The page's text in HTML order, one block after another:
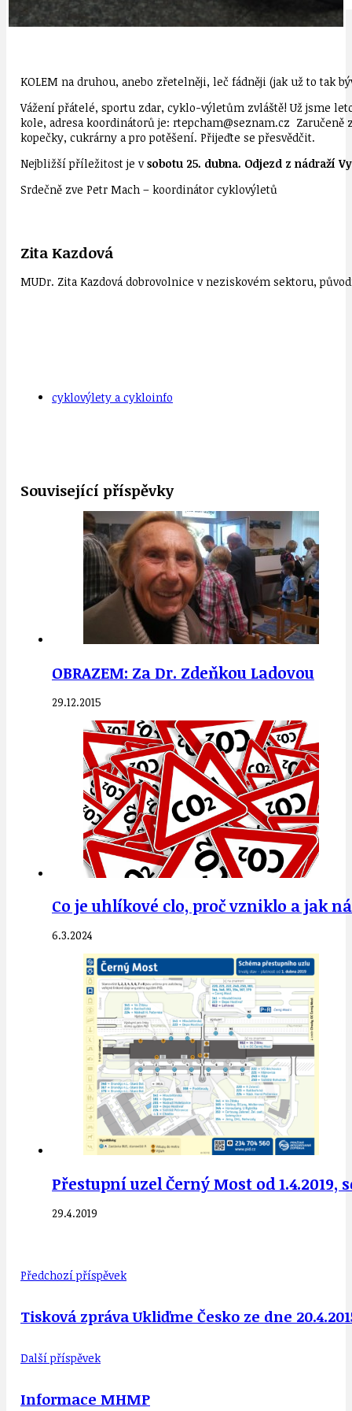
KOLEM na druhou, anebo zřetelněji, leč fádněji (jak už to tak
Vážení přátelé, sportu zdar, cyklo-výletům zvláště! Už jsme
kole, adresa koordinátorů je: rtepcham@seznam.cz
kopečky, cukrárny a pro potěšení. Přijeďte se přesvědčit.
Nejbližší příležitost je vsobotu 25. dubna. Odjezd z nádraží
Srdečně zve Petr Mach – koordinátor cyklovýletů
Zita Kazdová
MUDr. Zita Kazdová dobrovolnice v neziskovém sektoru,
cyklovýlety a cykloinfo
Související příspěvky
OBRAZEM: Za Dr. Zdeňkou Ladovou
29.12.2015
Co je uhlíkové clo, proč vzniklo a jak
6.3.2024
Přestupní uzel Černý Most od 1.4.2019,
29.4.2019
Předchozí příspěvek
Tisková zpráva Ukliďme Česko ze dne
Další příspěvek
Informace MHMP